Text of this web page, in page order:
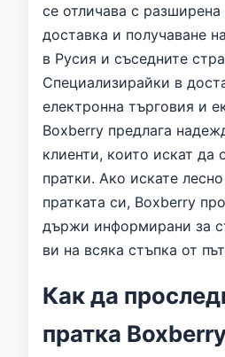
се отличава с
доставка и получаване
в Русия и съседните
Специализирайки в
електронна търговия и
Boxberry предлага
клиенти, които искат да
пратки. Ако искате
пратката си, Boxberry
държи информирани за
ви на всяка стъпка от
Как да
пратка